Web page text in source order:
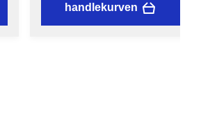
handlekurven